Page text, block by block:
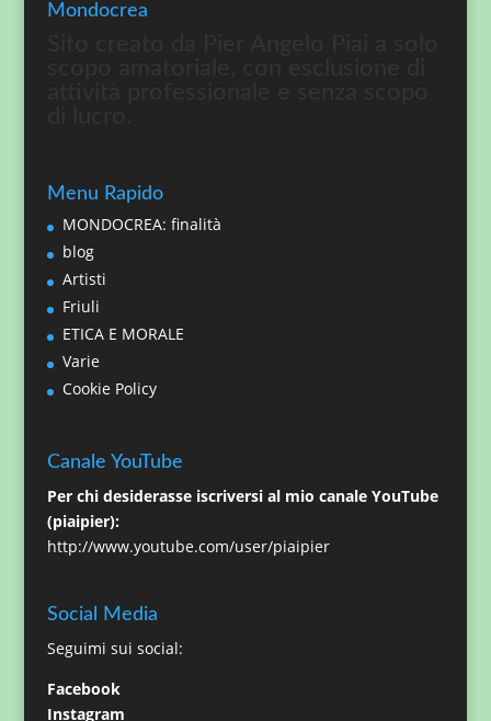
Mondocrea
Menu Rapido
MONDOCREA: finalità
blog
Artisti
Friuli
ETICA E MORALE
Varie
Cookie Policy
Canale YouTube
Per chi desiderasse iscriversi al mio canale YouTube
(piaipier):
http://www.youtube.com/user/piaipier
Social Media
Seguimi sui social:
Facebook
Instagram